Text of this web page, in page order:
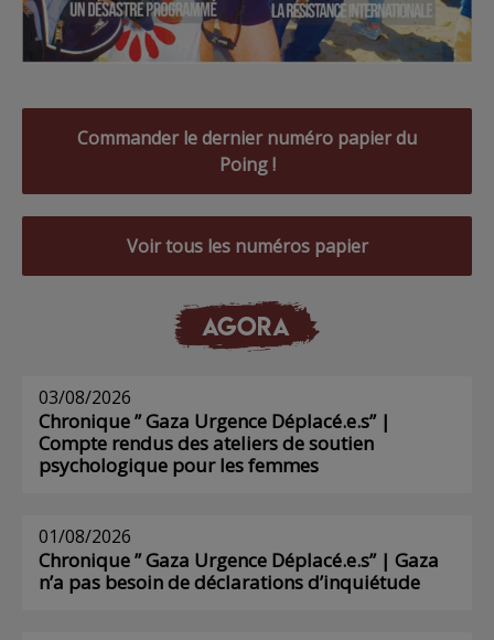
Commander le dernier numéro papier du
Poing !
Voir tous les numéros papier
AGORA
03/08/2026
Chronique ” Gaza Urgence Déplacé.e.s” |
Compte rendus des ateliers de soutien
psychologique pour les femmes
01/08/2026
Chronique ” Gaza Urgence Déplacé.e.s” | Gaza
n’a pas besoin de déclarations d’inquiétude